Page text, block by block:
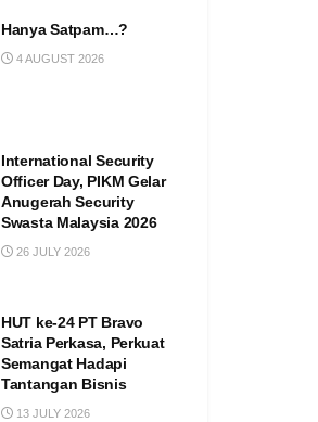
Hanya Satpam…?
4 AUGUST 2026
International Security
Officer Day, PIKM Gelar
Anugerah Security
Swasta Malaysia 2026
26 JULY 2026
HUT ke-24 PT Bravo
Satria Perkasa, Perkuat
Semangat Hadapi
Tantangan Bisnis
13 JULY 2026